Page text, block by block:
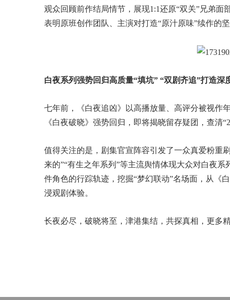
观众回顾前作结局情节，展现1:1还原“双关”兄弟面
表明原班创作团队、主演对打造“原汁原味”续作的坚
白夜系列强势回归高质量“填坑” “双剧齐追”打造深
七年前，《白夜追凶》以高播放量、高评分被视作
《白夜破晓》强势回归，即将揭晓留存疑团，查清
值得关注的是，剧集官宣阵容引发了一众真爱粉重
来的”“有生之年系列”等主流舆情体现大众对白夜
件角色的行踪轨迹，挖掘“梦幻联动”名场面，从《
浸观剧体验。
长夜必尽，破晓将至，津港集结，共探真相，更多